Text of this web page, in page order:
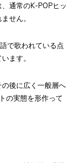
通常のK-POPヒッ
せん。
で歌われている点
ます。
後に広く一般層へ
の実態を形作って